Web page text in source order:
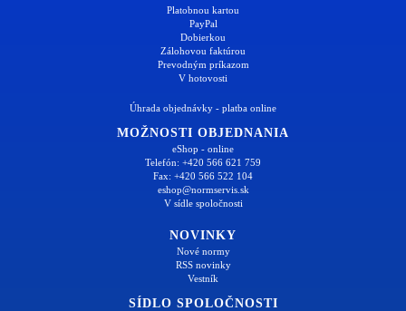
Platobnou kartou
PayPal
Dobierkou
Zálohovou faktúrou
Prevodným príkazom
V hotovosti
Úhrada objednávky - platba online
MOŽNOSTI OBJEDNANIA
eShop - online
Telefón: +420 566 621 759
Fax: +420 566 522 104
eshop@normservis.sk
V sídle spoločnosti
NOVINKY
Nové normy
RSS novinky
Vestník
SÍDLO SPOLOČNOSTI